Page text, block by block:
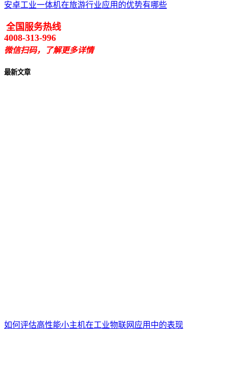
安卓工业一体机在旅游行业应用的优势有哪些
全国服务热线
4008-313-996
微信扫码，了解更多详情
最新文章
如何评估高性能小主机在工业物联网应用中的表现